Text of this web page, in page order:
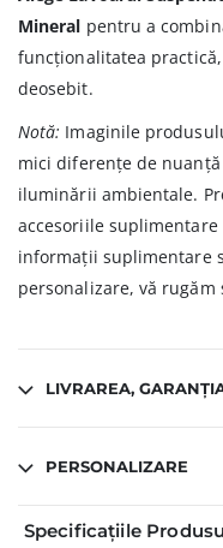
Mineral pentru a
funcționalitatea
deosebit.
Notă: Imaginile
mici diferențe de
iluminării ambientale.
accesoriile
informații suplimentare
personalizare, vă rugăm
LIVRAREA,
PERSONALIZARE
Specificațiile